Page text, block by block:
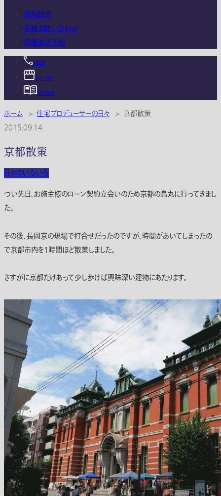
資料請求
各種お問い合わせ
店舗来店予約
お電話
来店予約
資料請求
ホーム > 住宅プロデューサーの日々 > 京都散策
2015.09.14
京都散策
日々のいろいろ
つい先日、お施主様のローン契約立会いのため京都の烏丸に行ってきまし
た。
その後、長岡京の現場で打合せだったのですが、時間があいてしまったの
で京都市内を1時間ほど散策しました。
さすがに京都だけあって少し歩けば興味深い建物にあたります。